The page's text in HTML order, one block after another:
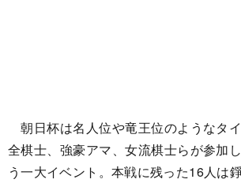
朝日杯は名人位や竜王位のようなタイ
全棋士、強豪アマ、女流棋士らが参加
う一大イベント。本戦に残った16人は